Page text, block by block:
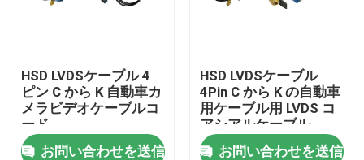
家
HSD LVDSケーブル 4
ピン C から K 自動車カ
メラビデオケーブルコ
ード
お問い合わせを送信
HSD LVDSケーブル
4Pin C から K の自動車
用ケーブル用 LVDS コ
アシアルケーブル
お問い合わせを送信